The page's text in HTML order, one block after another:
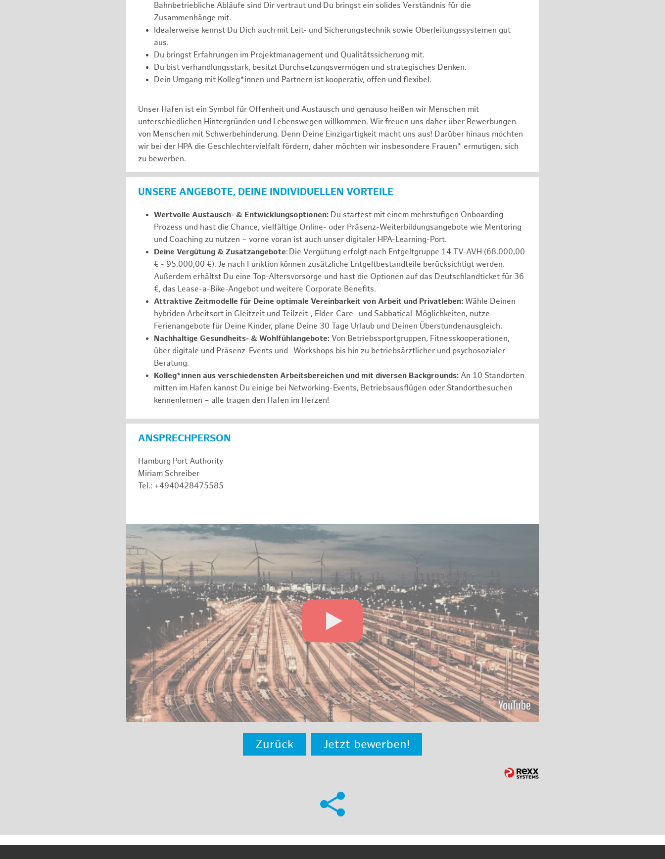
Bahnbetriebliche Abläufe sind Dir vertraut und Du bringst ein solides Verständnis für die
Zusammenhänge mit.
Idealerweise kennst Du Dich auch mit Leit- und Sicherungstechnik sowie Oberleitungssystemen gut
aus.
Du bringst Erfahrungen im Projektmanagement und Qualitätssicherung mit.
Du bist verhandlungsstark, besitzt Durchsetzungsvermögen und strategisches Denken.
Dein Umgang mit Kolleg*innen und Partnern ist kooperativ, offen und flexibel.
Unser Hafen ist ein Symbol für Offenheit und Austausch und genauso heißen wir Menschen mit
unterschiedlichen Hintergründen und Lebenswegen willkommen. Wir freuen uns daher über Bewerbungen
von Menschen mit Schwerbehinderung. Denn Deine Einzigartigkeit macht uns aus! Darüber hinaus möchten
wir bei der HPA die Geschlechtervielfalt fördern, daher möchten wir insbesondere Frauen* ermutigen, sich
zu bewerben.
UNSERE ANGEBOTE, DEINE INDIVIDUELLEN VORTEILE
Wertvolle Austausch- & Entwicklungsoptionen: Du startest mit einem mehrstufigen Onboarding-
Prozess und hast die Chance, vielfältige Online- oder Präsenz-Weiterbildungsangebote wie Mentoring
und Coaching zu nutzen – vorne voran ist auch unser digitaler HPA-Learning-Port.
Deine Vergütung & Zusatzangebote: Die Vergütung erfolgt nach Entgeltgruppe 14 TV-AVH (68.000,00
€ - 95.000,00 €). Je nach Funktion können zusätzliche Entgeltbestandteile berücksichtigt werden.
Außerdem erhältst Du eine Top-Altersvorsorge und hast die Optionen auf das Deutschlandticket für 36
€, das Lease-a-Bike-Angebot und weitere Corporate Benefits.
Attraktive Zeitmodelle für Deine optimale Vereinbarkeit von Arbeit und Privatleben: Wähle Deinen
hybriden Arbeitsort in Gleitzeit und Teilzeit-, Elder-Care- und Sabbatical-Möglichkeiten, nutze
Ferienangebote für Deine Kinder, plane Deine 30 Tage Urlaub und Deinen Überstundenausgleich.
Nachhaltige Gesundheits- & Wohlfühlangebote: Von Betriebssportgruppen, Fitnesskooperationen,
über digitale und Präsenz-Events und -Workshops bis hin zu betriebsärztlicher und psychosozialer
Beratung.
Kolleg*innen aus verschiedensten Arbeitsbereichen und mit diversen Backgrounds: An 10 Standorten
mitten im Hafen kannst Du einige bei Networking-Events, Betriebsausflügen oder Standortbesuchen
kennenlernen – alle tragen den Hafen im Herzen!
ANSPRECHPERSON
Hamburg Port Authority
Miriam Schreiber
Tel.: +4940428475585
Zurück Jetzt bewerben!